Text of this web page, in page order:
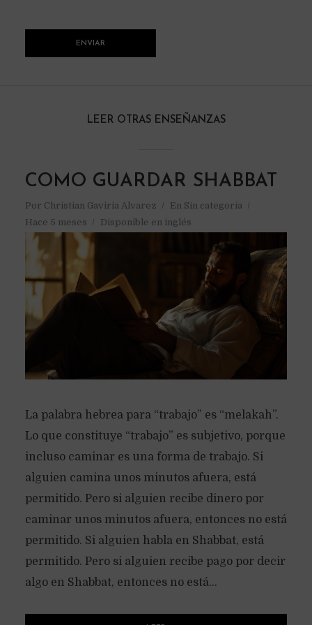
LEER OTRAS ENSEÑANZAS
COMO GUARDAR SHABBAT
Por Christian Gaviria Alvarez En Sin categoría
Hace 5 meses
Disponible en inglés
La palabra hebrea para “trabajo” es “melakah”.
Lo que constituye “trabajo” es subjetivo, porque
incluso caminar es una forma de trabajo. Si
alguien camina unos minutos afuera, está
permitido. Pero si alguien recibe dinero por
caminar unos minutos afuera, entonces no está
permitido. Si alguien habla en Shabbat, está
permitido. Pero si alguien recibe pago por decir
algo en Shabbat, entonces no está...